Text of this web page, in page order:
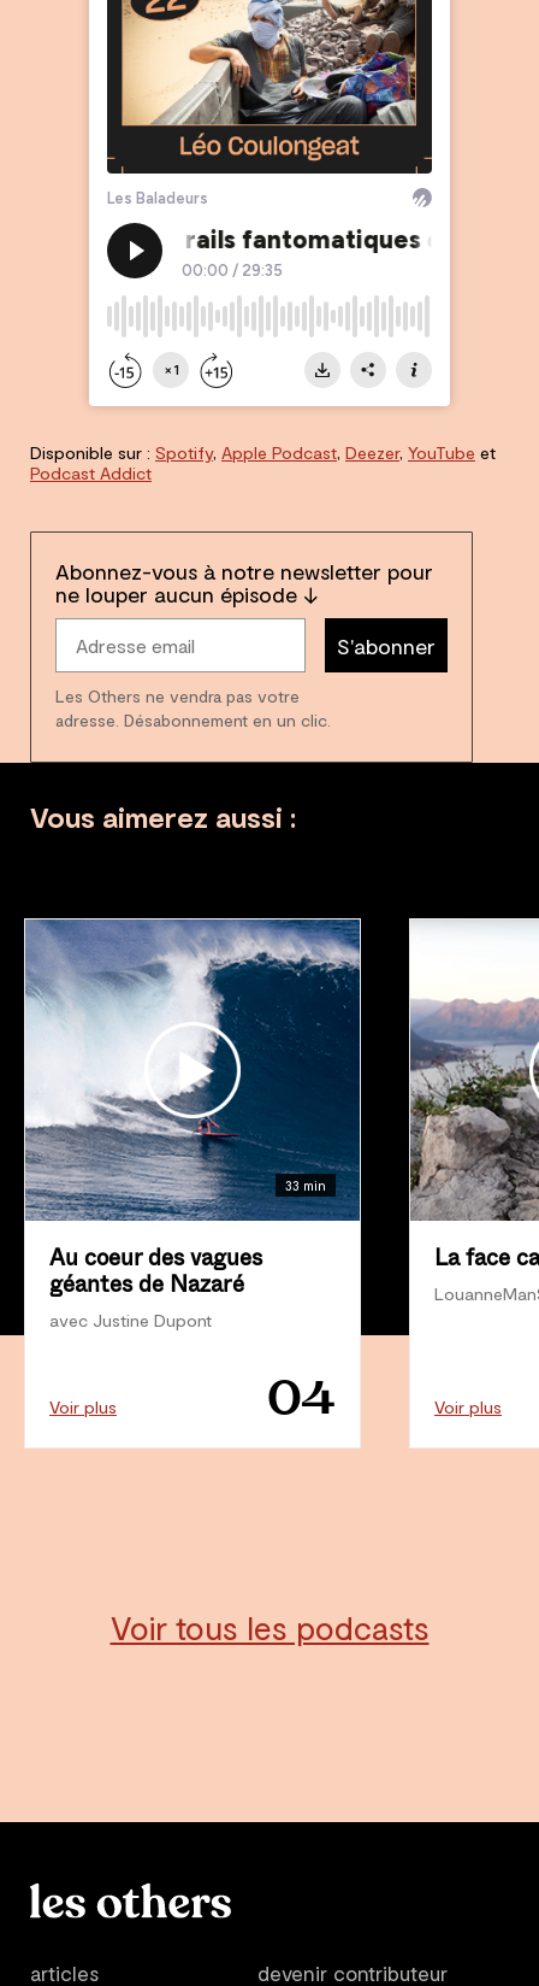
Disponible sur : Spotify, Apple Podcast, Deezer, YouTube et
Podcast Addict
Abonnez-vous à notre newsletter pour
ne louper aucun épisode ↓
S'abonner
Les Others ne vendra pas votre
adresse. Désabonnement en un clic.
Vous aimerez aussi :
33 min
Au coeur des vagues
géantes de Nazaré
avec Justine Dupont
Voir plus 04
La face
Voir plus
Voir tous les podcasts
articles devenir contributeur